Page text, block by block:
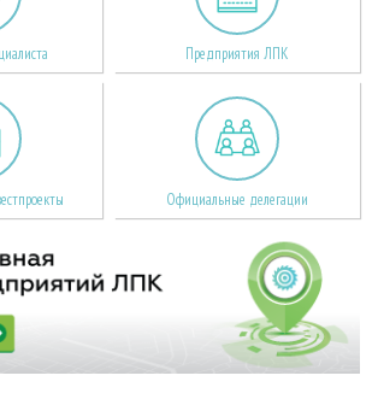
Предприятия ЛПК
Официальные делегации